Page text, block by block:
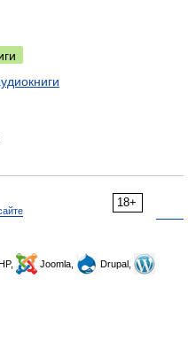
18+
Joomla,
Drupal,